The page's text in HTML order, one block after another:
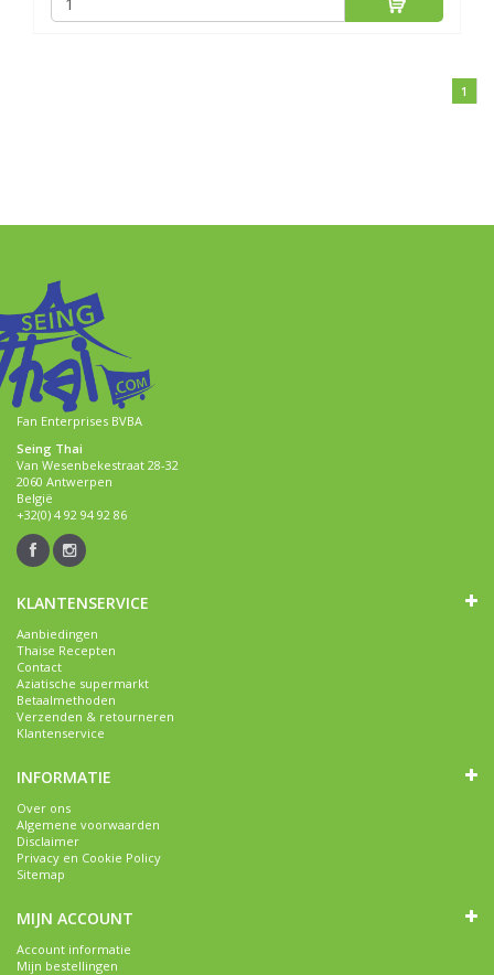
1
Fan Enterprises BVBA
Seing Thai
Van Wesenbekestraat 28-32
2060 Antwerpen
België
+32(0) 4 92 94 92 86
KLANTENSERVICE
Aanbiedingen
Thaise Recepten
Contact
Aziatische supermarkt
Betaalmethoden
Verzenden & retourneren
Klantenservice
INFORMATIE
Over ons
Algemene voorwaarden
Disclaimer
Privacy en Cookie Policy
Sitemap
MIJN ACCOUNT
Account informatie
Mijn bestellingen